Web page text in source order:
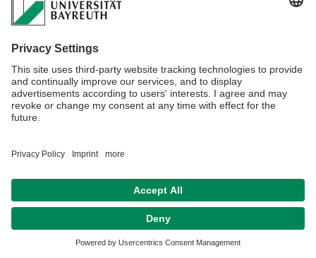
Datenschutzerklärung Impressum Hausordnung Sitemap
Barrierefreiheitserklärung